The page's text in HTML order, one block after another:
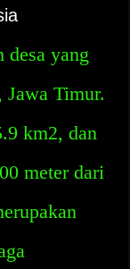
desa yang
Jawa Timur.
km2, dan
meter dari